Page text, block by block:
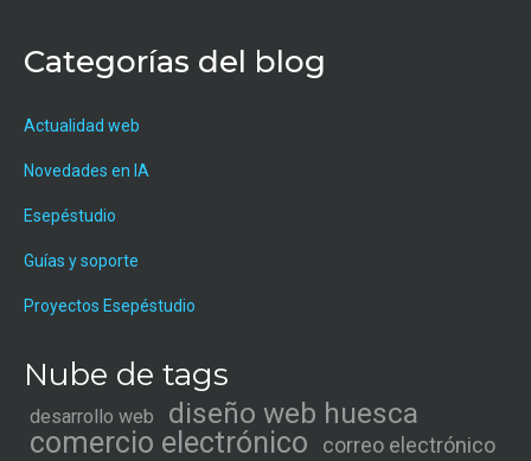
Categorías del blog
Actualidad web
Novedades en IA
Esepéstudio
Guías y soporte
Proyectos Esepéstudio
Nube de tags
desarrollo web
diseño web huesca
comercio electrónico
correo electrónico